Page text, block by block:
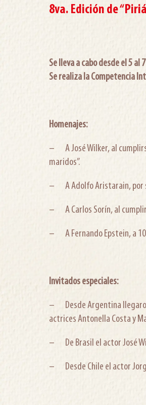
8va. Edición de
Se lleva a cabo desde el 5 al
Se realiza la Competencia
Homenajes:
– A José Wilker, al
maridos”.
– A Adolfo Aristarain, por
– A Carlos Sorín, al
– A Fernando Epstein, a 10
Invitados especiales:
– Desde Argentina
actrices Antonella Costa y
– De Brasil el actor José
– Desde Chile el actor